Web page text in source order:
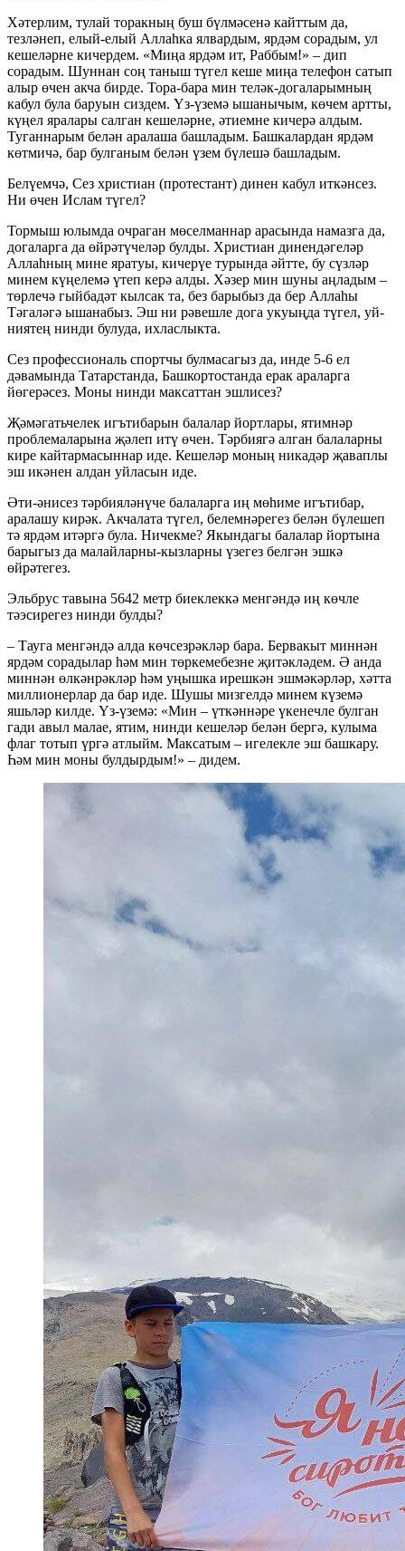
Хәтерлим, тулай торакның буш бүлмәсенә кайттым да,
тезләнеп, елый-елый Аллаһка ялвардым, ярдәм сорадым, ул
кешеләрне кичердем. «Миңа ярдәм ит, Раббым!» – дип
сорадым. Шуннан соң таныш түгел кеше миңа телефон сатып
алыр өчен акча бирде. Тора-бара мин теләк-догаларымның
кабул була баруын сиздем. Үз-үземә ышанычым, көчем артты,
күңел яралары салган кешеләрне, әтиемне кичерә алдым.
Туганнарым белән аралаша башладым. Башкалардан ярдәм
көтмичә, бар булганым белән үзем бүлешә башладым.
Белүемчә, Сез христиан (протестант) динен кабул иткәнсез.
Ни өчен Ислам түгел?
Тормыш юлымда очраган мөселманнар арасында намазга да,
догаларга да өйрәтүчеләр булды. Христиан динендәгеләр
Аллаһның мине яратуы, кичерүе турында әйтте, бу сүзләр
минем күңелемә үтеп керә алды. Хәзер мин шуны аңладым –
төрлечә гыйбадәт кылсак та, без барыбыз да бер Аллаһы
Тәгаләгә ышанабыз. Эш ни рәвешле дога укуыңда түгел, уй-
ниятең нинди булуда, ихласлыкта.
Сез профессиональ спортчы булмасагыз да, инде 5-6 ел
дәвамында Татарстанда, Башкортостанда ерак араларга
йөгерәсез. Моны нинди максаттан эшлисез?
Җәмәгатьчелек игътибарын балалар йортлары, ятимнәр
проблемаларына җәлеп итү өчен. Тәрбиягә алган балаларны
кире кайтармасыннар иде. Кешеләр моның никадәр җаваплы
эш икәнен алдан уйласын иде.
Әти-әнисез тәрбияләнүче балаларга иң мөһиме игътибар,
аралашу кирәк. Акчалата түгел, белемнәрегез белән бүлешеп
тә ярдәм итәргә була. Ничекме? Якындагы балалар йортына
барыгыз да малайларны-кызларны үзегез белгән эшкә
өйрәтегез.
Эльбрус тавына 5642 метр биеклеккә менгәндә иң көчле
тәэсирегез нинди булды?
– Тауга менгәндә алда көчсезрәкләр бара. Бервакыт миннән
ярдәм сорадылар һәм мин төркемебезне җитәкләдем. Ә анда
миннән өлкәнрәкләр һәм уңышка ирешкән эшмәкәрләр, хәтта
миллионерлар да бар иде. Шушы мизгелдә минем күземә
яшьләр килде. Үз-үземә: «Мин – үткәннәре үкенечле булган
гади авыл малае, ятим, нинди кешеләр белән бергә, кулыма
флаг тотып үргә атлыйм. Максатым – игелекле эш башкару.
Һәм мин моны булдырдым!» – дидем.